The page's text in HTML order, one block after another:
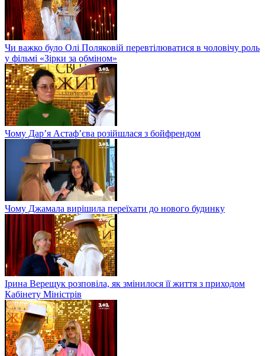
Чи важко було Олі Поляковій перевтілюватися в чоловічу роль
у фільмі «Зірки за обміном»
Чому Дар’я Астаф’єва розійшлася з бойфрендом
Чому Джамала вирішила переїхати до нового будинку
Ірина Верещук розповіла, як змінилося її життя з приходом
Кабінету Міністрів